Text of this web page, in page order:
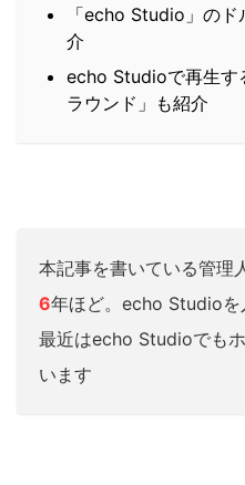
「echo Studio」の
介
echo Studioで再生す
ラウンド」も紹介
本記事を書いている管理
6年ほど。echo Studioを
最近はecho Studioでも
います